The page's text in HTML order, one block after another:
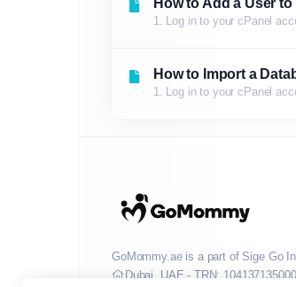
How to Add a User
1. Log in to your cPanel
How to Import a
1. Log in to your cPanel
GoMommy.ae is a part of Sige Go
Dubai, UAE - TRN: